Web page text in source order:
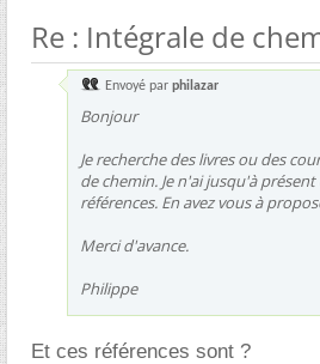
Re : Intégrale de
Envoyé par philazar
Bonjour
Je recherche des livres ou des
de chemin. Je n'ai jusqu'à
références. En avez vous à
Merci d'avance.
Philippe
Et ces références sont ?